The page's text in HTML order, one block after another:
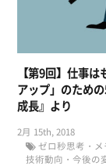
【第9回】仕事
アップ」のため
成長』より
2月 15th, 2018
ゼロ秒思考・メ
技術動向・今後の